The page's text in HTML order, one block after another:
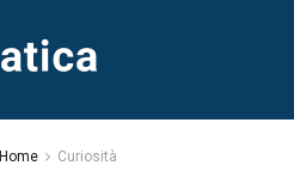
Home Curiosità